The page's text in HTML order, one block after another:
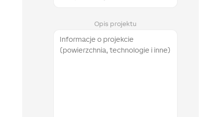
Opis projektu